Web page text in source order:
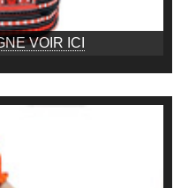
VOIR ICI